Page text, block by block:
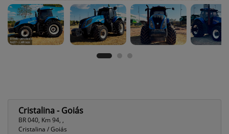
Cristalina - Goiás
BR 040, Km 94, ,
Cristalina / Goiás